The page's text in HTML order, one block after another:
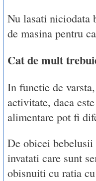
Nu lasati niciodata
de masina pentru
Cat de mult
In functie de
activitate, daca
alimentare pot fi
De obicei bebelusii
invatati care sunt
obisnuiti cu ratia